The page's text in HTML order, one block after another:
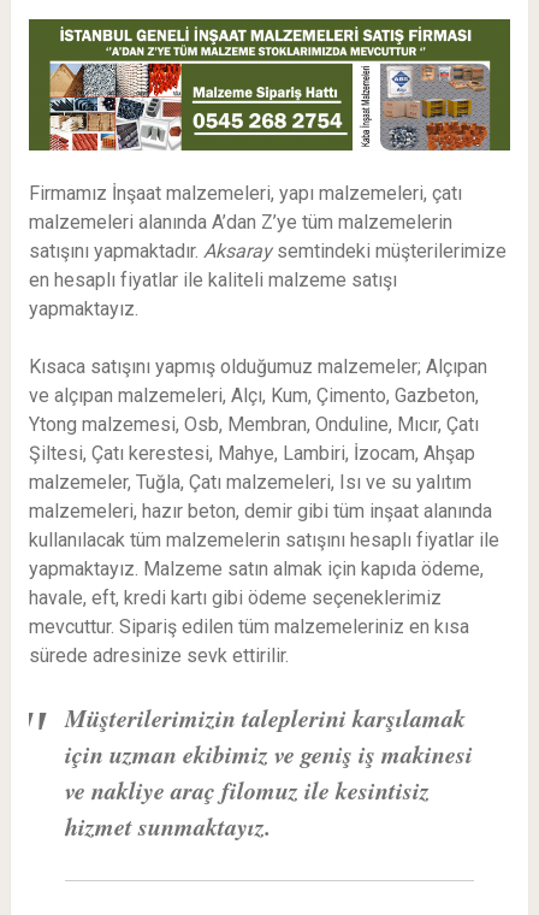
Firmamız İnşaat malzemeleri, yapı malzemeleri, çatı
malzemeleri alanında A’dan Z’ye tüm malzemelerin
satışını yapmaktadır. Aksaray semtindeki müşterilerimize
en hesaplı fiyatlar ile kaliteli malzeme satışı
yapmaktayız.
Kısaca satışını yapmış olduğumuz malzemeler; Alçıpan
ve alçıpan malzemeleri, Alçı, Kum, Çimento, Gazbeton,
Ytong malzemesi, Osb, Membran, Onduline, Mıcır, Çatı
Şiltesi, Çatı kerestesi, Mahye, Lambiri, İzocam, Ahşap
malzemeler, Tuğla, Çatı malzemeleri, Isı ve su yalıtım
malzemeleri, hazır beton, demir gibi tüm inşaat alanında
kullanılacak tüm malzemelerin satışını hesaplı fiyatlar ile
yapmaktayız. Malzeme satın almak için kapıda ödeme,
havale, eft, kredi kartı gibi ödeme seçeneklerimiz
mevcuttur. Sipariş edilen tüm malzemeleriniz en kısa
sürede adresinize sevk ettirilir.
Müşterilerimizin taleplerini karşılamak
için uzman ekibimiz ve geniş iş makinesi
ve nakliye araç filomuz ile kesintisiz
hizmet sunmaktayız.